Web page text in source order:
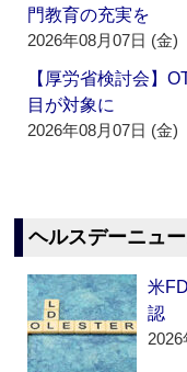
門教育の充実を
2026年08月07日 (金)
【厚労省検討会】
目が対象に
2026年08月07日 (金)
ヘルスデーニュ
米
認